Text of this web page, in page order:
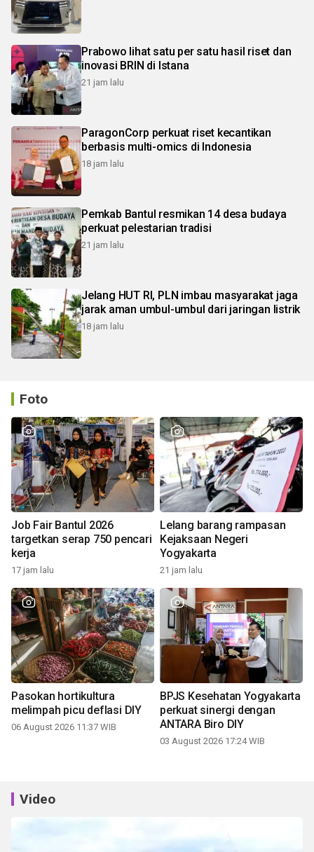
Prabowo lihat satu per satu hasil riset dan
inovasi BRIN di Istana
21 jam lalu
ParagonCorp perkuat riset kecantikan
berbasis multi-omics di Indonesia
18 jam lalu
Pemkab Bantul resmikan 14 desa budaya
perkuat pelestarian tradisi
21 jam lalu
Jelang HUT RI, PLN imbau masyarakat jaga
jarak aman umbul-umbul dari jaringan listrik
18 jam lalu
Foto
Job Fair Bantul 2026
targetkan serap 750 pencari
kerja
17 jam lalu
Lelang barang rampasan
Kejaksaan Negeri
Yogyakarta
21 jam lalu
Pasokan hortikultura
melimpah picu deflasi DIY
06 August 2026 11:37 WIB
BPJS Kesehatan Yogyakarta
perkuat sinergi dengan
ANTARA Biro DIY
03 August 2026 17:24 WIB
Video